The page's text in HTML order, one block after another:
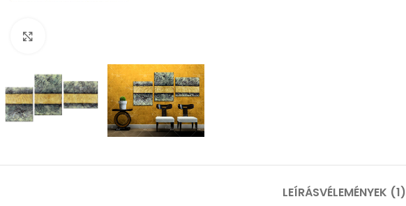
LEÍRÁSVÉLEMÉNYEK (1)